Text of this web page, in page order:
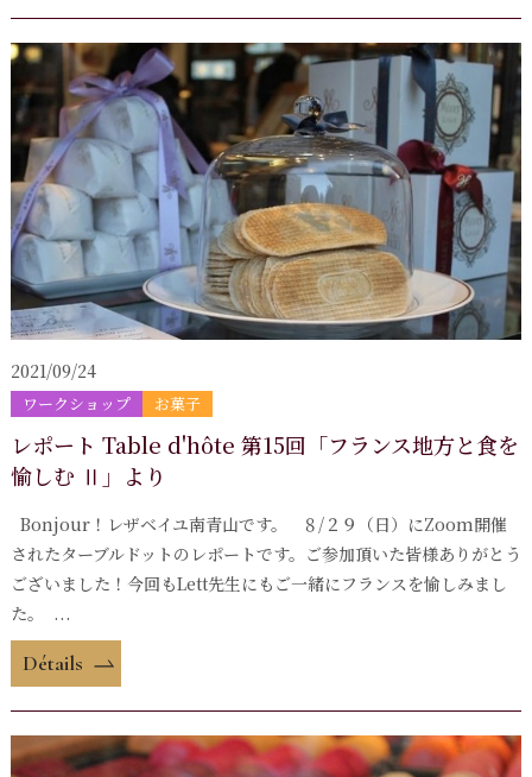
2021/09/24
ワークショップ お菓子
レポート Table d'hôte 第15回「フランス地方と食を
愉しむ Ⅱ」より
Bonjour！レザベイユ南青山です。 ８/２９（日）にZoom開催
されたターブルドットのレポートです。ご参加頂いた皆様ありがとう
ございました！今回もLett先生にもご一緒にフランスを愉しみまし
た。 ...
Détails